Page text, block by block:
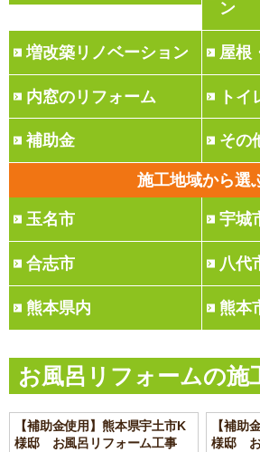
ン
増改築リノベーション 屋根
内窓のリフォーム トイ
補助金 その
施工地域から選
玉名市 宇城
合志市 八代
熊本県内 熊本
お風呂リフォームの施
【補助金使用】熊本県宇土市K
様邸 お風呂リフォーム工事
【補助
様邸 お